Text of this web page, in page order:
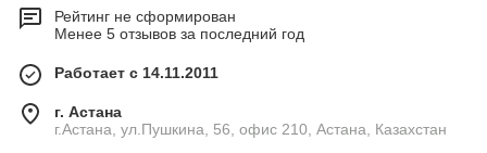
Рейтинг не сформирован
Менее 5 отзывов за последний год
Работает с 14.11.2011
г. Астана
г.Астана, ул.Пушкина, 56, офис 210, Астана, Казахстан